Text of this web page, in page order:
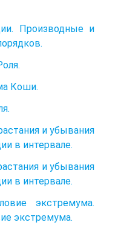
Производные и
Коши.
и убывания
в интервале.
и убывания
в интервале.
экстремума.
экстремума.